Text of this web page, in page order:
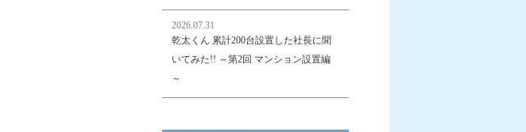
2026.07.31
乾太くん 累計200台設置した社長に聞
いてみた!! ～第2回 マンション設置編
～